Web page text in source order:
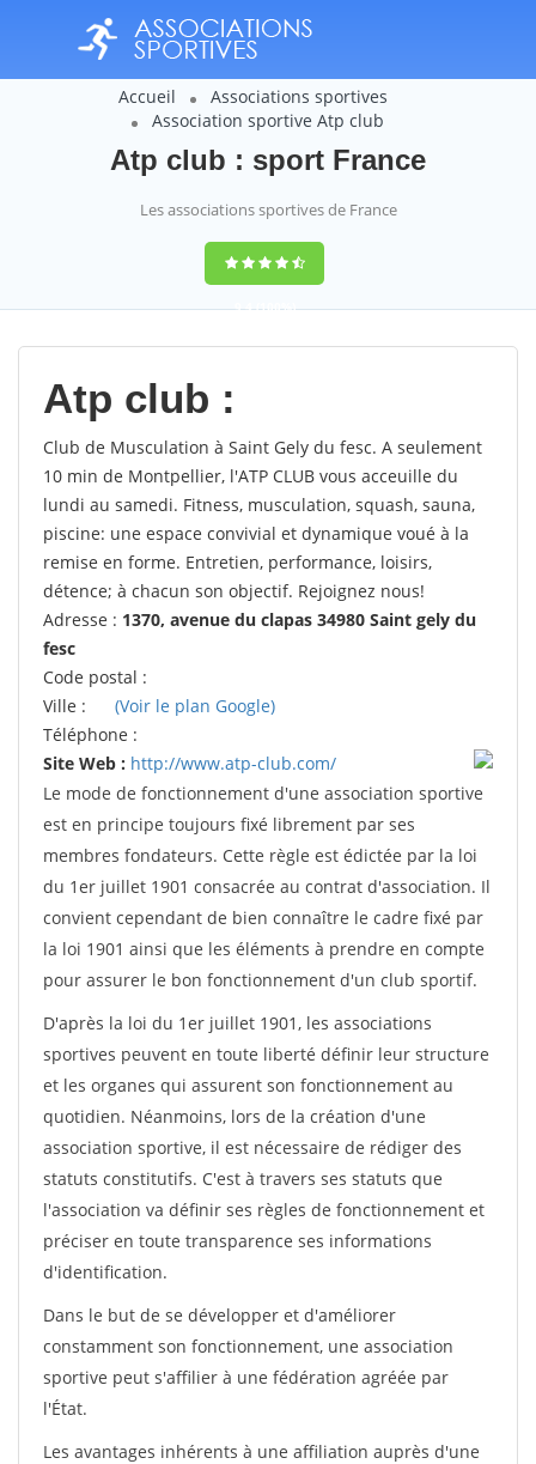
Accueil
Associations sportives
Association sportive Atp club
Atp club : sport France
Les associations sportives de France
9,4(100%)
14358votes
Atp club :
Club de Musculation à Saint Gely du fesc. A seulement
10 min de Montpellier, l'ATP CLUB vous acceuille du
lundi au samedi. Fitness, musculation, squash, sauna,
piscine: une espace convivial et dynamique voué à la
remise en forme. Entretien, performance, loisirs,
détence; à chacun son objectif. Rejoignez nous!
Adresse : 1370, avenue du clapas 34980 Saint gely du
fesc
Code postal :
Ville :
(Voir le plan Google)
Téléphone :
Site Web : http://www.atp-club.com/
Le mode de fonctionnement d'une association sportive
est en principe toujours fixé librement par ses
membres fondateurs. Cette règle est édictée par la loi
du 1er juillet 1901 consacrée au contrat d'association. Il
convient cependant de bien connaître le cadre fixé par
la loi 1901 ainsi que les éléments à prendre en compte
pour assurer le bon fonctionnement d'un club sportif.
D'après la loi du 1er juillet 1901, les associations
sportives peuvent en toute liberté définir leur structure
et les organes qui assurent son fonctionnement au
quotidien. Néanmoins, lors de la création d'une
association sportive, il est nécessaire de rédiger des
statuts constitutifs. C'est à travers ses statuts que
l'association va définir ses règles de fonctionnement et
préciser en toute transparence ses informations
d'identification.
Dans le but de se développer et d'améliorer
constamment son fonctionnement, une association
sportive peut s'affilier à une fédération agréée par
l'État.
Les avantages inhérents à une affiliation auprès d'une